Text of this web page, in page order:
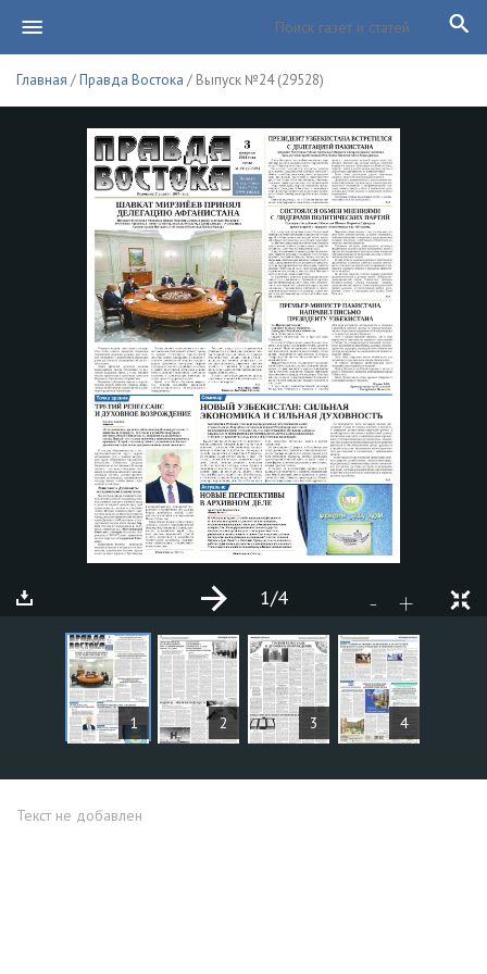
Главная /Правда Востока / Выпуск №24 (29528)
1 2 3 4
- +
1/4
СТАТЬИ
Текст не добавлен